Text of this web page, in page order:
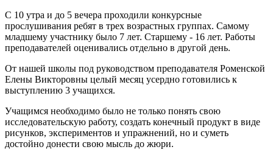
С 10 утра и до 5 вечера проходили конкурсные
прослушивания ребят в трех возрастных группах. Самому
младшему участнику было 7 лет. Старшему - 16 лет. Работы
преподавателей оценивались отдельно в другой день.
От нашей школы под руководством преподавателя Роменской
Елены Викторовны целый месяц усердно готовились к
выступлению 3 учащихся.
Учащимся необходимо было не только понять свою
исследовательскую работу, создать конечный продукт в виде
рисунков, экспериментов и упражнений, но и суметь
достойно донести свою мысль до жюри.